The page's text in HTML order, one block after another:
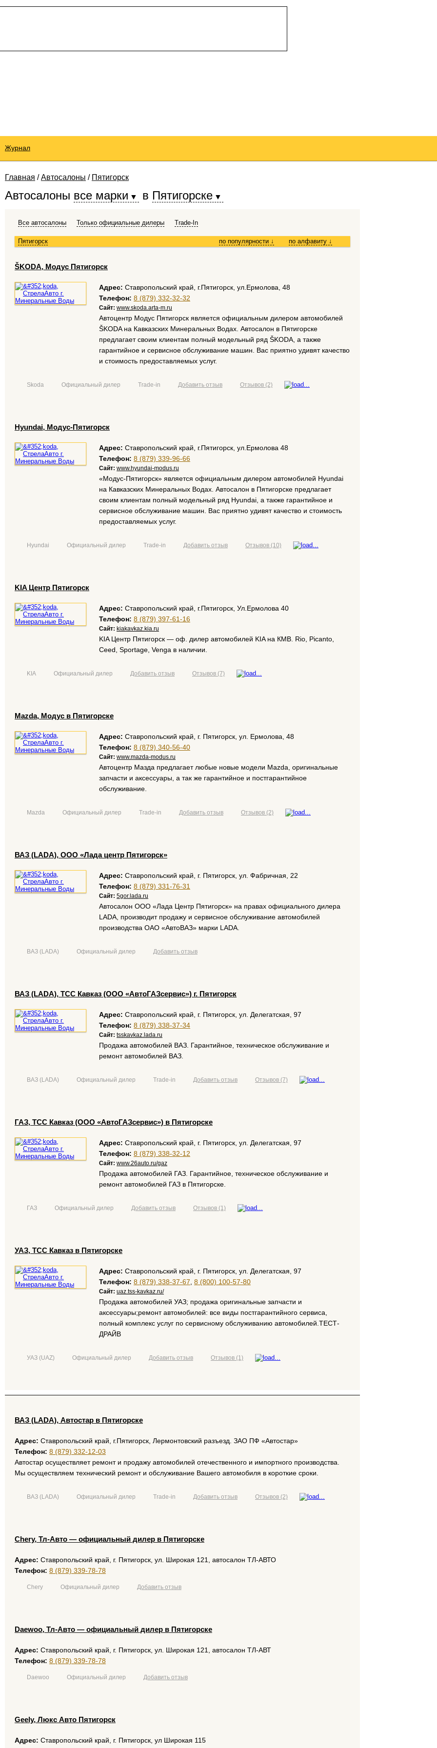
Журнал
Главная /Автосалоны / Пятигорск
Автосалоны все марки в Пятигорске
Все автосалоны Только официальные дилеры Trade-In
Пятигорск по алфавиту ↓
по популярности ↓
ŠKODA, Модус Пятигорск
Адрес: Ставропольский край, г.Пятигорск, ул.Ермолова, 48
Телефон: 8 (879) 332-32-32
Сайт: www.skoda.arta-m.ru
Автоцентр Модус Пятигорск является официальным дилером автомобилей
ŠKODA на Кавказских Минеральных Водах. Автосалон в Пятигорске
предлагает своим клиентам полный модельный ряд ŠKODA, а также
гарантийное и сервисное обслуживание машин. Вас приятно удивят качество
и стоимость предоставляемых услуг.
Skoda Официальный дилер Trade-in Добавить отзыв Отзывов (2)
Hyundai, Модус-Пятигорск
Адрес: Ставропольский край, г.Пятигорск, ул.Ермолова 48
Телефон: 8 (879) 339-96-66
Сайт: www.hyundai-modus.ru
«Модус-Пятигорск» является официальным дилером автомобилей Hyundai
на Кавказских Минеральных Водах. Автосалон в Пятигорске предлагает
своим клиентам полный модельный ряд Hyundai, а также гарантийное и
сервисное обслуживание машин. Вас приятно удивят качество и стоимость
предоставляемых услуг.
Hyundai Официальный дилер Trade-in Добавить отзыв Отзывов (10)
размещение рекламы размещение рекламы
KIA Центр Пятигорск
Адрес: Ставропольский край, г.Пятигорск, Ул.Ермолова 40
Телефон: 8 (879) 397-61-16
Сайт: kiakavkaz.kia.ru
KIA Центр Пятигорск — оф. дилер автомобилей KIA на КМВ. Rio, Picanto,
Ceed, Sportage, Venga в наличии.
KIA Официальный дилер Добавить отзыв Отзывов (7)
Mazda, Модус в Пятигорске
Адрес: Ставропольский край, г. Пятигорск, ул. Ермолова, 48
Телефон: 8 (879) 340-56-40
Сайт: www.mazda-modus.ru
Автоцентр Мазда предлагает любые новые модели Mazda, оригинальные
запчасти и аксессуары, а так же гарантийное и постгарантийное
обслуживание.
Mazda Официальный дилер Trade-in Добавить отзыв Отзывов (2)
ВАЗ (LADA), ООО «Лада центр Пятигорск»
Адрес: Ставропольский край, г. Пятигорск, ул. Фабричная, 22
Телефон: 8 (879) 331-76-31
Сайт: 5gor.lada.ru
Автосалон ООО «Лада Центр Пятигорск» на правах официального дилера
LADA, производит продажу и сервисное обслуживание автомобилей
производства ОАО «АвтоВАЗ» марки LADA.
ВАЗ (LADA) Официальный дилер Добавить отзыв
ВАЗ (LADA), ТСС Кавказ (ООО «АвтоГАЗсервис») г. Пятигорск
Адрес: Ставропольский край, г. Пятигорск, ул. Делегатская, 97
Телефон: 8 (879) 338-37-34
Сайт: tsskavkaz.lada.ru
Продажа автомобилей ВАЗ. Гарантийное, техническое обслуживание и
ремонт автомобилей ВАЗ.
ВАЗ (LADA) Официальный дилер Trade-in Добавить отзыв Отзывов (7)
ГАЗ, ТСС Кавказ (ООО «АвтоГАЗсервис») в Пятигорске
Адрес: Ставропольский край, г. Пятигорск, ул. Делегатская, 97
Телефон: 8 (879) 338-32-12
Сайт: www.26auto.ru/gaz
Продажа автомобилей ГАЗ. Гарантийное, техническое обслуживание и
ремонт автомобилей ГАЗ в Пятигорске.
ГАЗ Официальный дилер Добавить отзыв Отзывов (1)
УАЗ, ТСС Кавказ в Пятигорске
Адрес: Ставропольский край, г. Пятигорск, ул. Делегатская, 97
Телефон: 8 (879) 338-37-67 8 (800) 100-57-80
Сайт: uaz.tss-kavkaz.ru/
Продажа автомобилей УАЗ; продажа оригинальные запчасти и
аксессуары;ремонт автомобилей: все виды постгарантийного сервиса,
полный комплекс услуг по сервисному обслуживанию автомобилей.ТЕСТ-
ДРАЙВ
УАЗ (UAZ) Официальный дилер Добавить отзыв Отзывов (1)
ВАЗ (LADA), Автостар в Пятигорске
Адрес: Ставропольский край, г.Пятигорск, Лермонтовский разъезд. ЗАО ПФ «Автостар»
Телефон: 8 (879) 332-12-03
Автостар осуществляет ремонт и продажу автомобилей отечественного и импортного производства.
Мы осуществляем технический ремонт и обслуживание Вашего автомобиля в короткие сроки.
ВАЗ (LADA) Официальный дилер Trade-in Добавить отзыв Отзывов (2)
Chery, Тл-Авто — официальный дилер в Пятигорске
Адрес: Ставропольский край, г. Пятигорск, ул. Широкая 121, автосалон ТЛ-АВТО
Телефон: 8 (879) 339-78-78
Chery Официальный дилер Добавить отзыв
Daewoo, Тл-Авто — официальный дилер в Пятигорске
Адрес: Ставропольский край, г. Пятигорск, ул. Широкая 121, автосалон ТЛ-АВТ
Телефон: 8 (879) 339-78-78
Daewoo Официальный дилер Добавить отзыв
Geely, Люкс Авто Пятигорск
Адрес: Ставропольский край, г. Пятигорск, ул Широкая 115